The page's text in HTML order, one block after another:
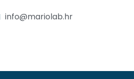
info@mariolab.hr